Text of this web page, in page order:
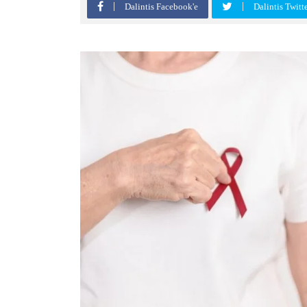
Dalintis Facebook'e Dalintis